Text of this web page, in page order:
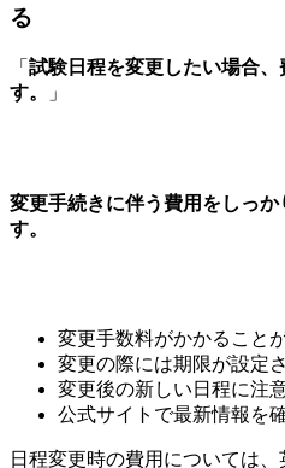
る
「 試験日程を変更したい場合
す。
」
変更手続きに伴う費用をしっ
す。
変更手数料がかかること
変更の際には期限が設定
変更後の新しい日程に注
公式サイトで最新情報を
日程変更時の費用については